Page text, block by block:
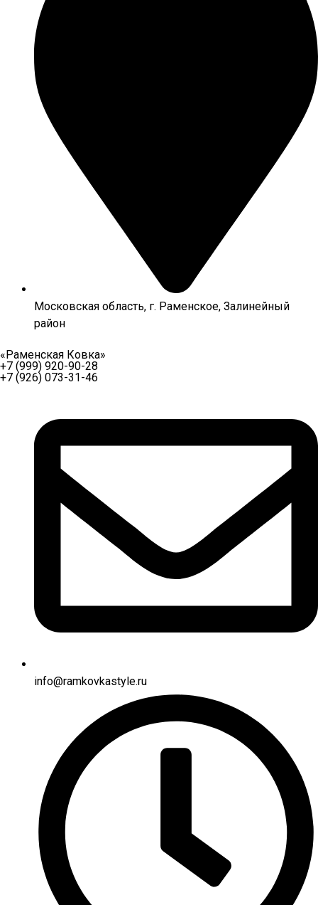
Московская область, г. Раменское, Залинейный
район
«Раменская Ковка»
+7 (999) 920-90-28
+7 (926) 073-31-46
info@ramkovkastyle.ru